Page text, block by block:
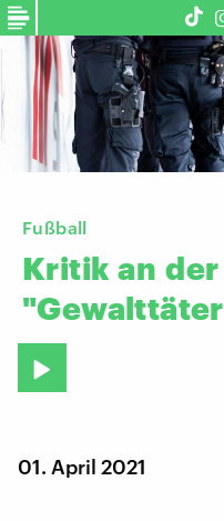
Fußball
Kritik an der
"Gewalttäter
01. April 2021